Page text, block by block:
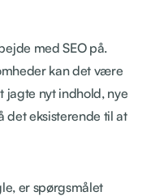
med SEO på.
kan det være
jagte nyt indhold, nye
det eksisterende til at
er spørgsmålet